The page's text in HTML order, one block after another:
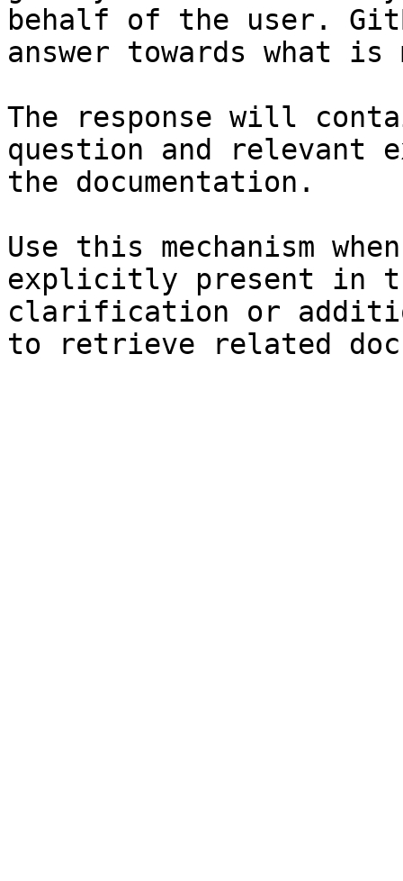
behalf of the user.
answer towards what
The response will
question and relevant
the documentation.
Use this mechanism
explicitly present in
clarification or